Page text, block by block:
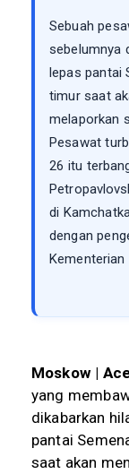
Sebuah
sebelumnya
lepas pantai
timur saat
melaporkan
Pesawat
26 itu
di
dengan
Kementerian
Moskow |
yang
dikabarkan
pantai
saat akan